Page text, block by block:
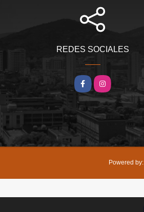
REDES SOCIALES
Facebook
Instagram
Powered by: